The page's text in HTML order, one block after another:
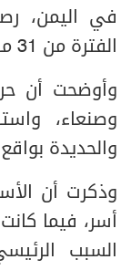
الفترة من 31 مايو الماضي وحتى 6 يونيو الجاري.
وأوضحت أن
والحديدة
أسر، فيما